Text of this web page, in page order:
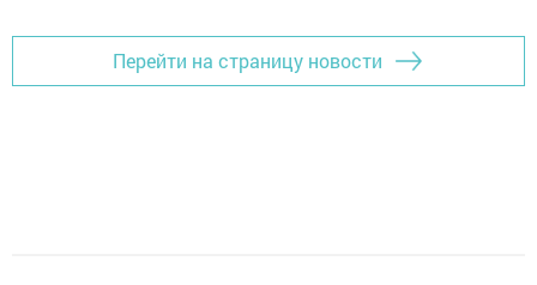
Перейти на страницу новости